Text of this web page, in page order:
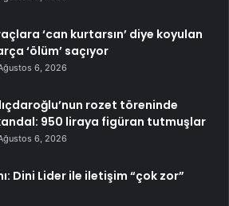
‘can kurtarsın’ diye koyulan
‘ölüm’ saçıyor
6, 2026
rozet töreninde
950 liraya figüran tutmuşlar
6, 2026
Dini Lider ile iletişim “çok zor”